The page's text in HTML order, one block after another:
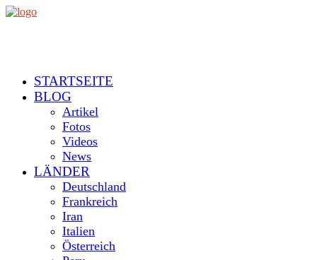
STARTSEITE
BLOG
Artikel
Fotos
Videos
News
LÄNDER
Deutschland
Frankreich
Iran
Italien
Österreich